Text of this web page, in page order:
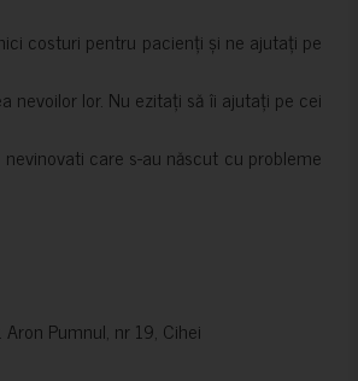
costuri pentru pacienți și ne ajutați pe
nevoilor lor. Nu ezitați să îi ajutați pe cei
care s-au născut cu probleme
Pumnul, nr 19, Cihei